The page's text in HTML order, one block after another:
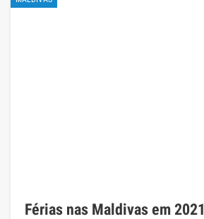
Férias nas Maldivas em 2021